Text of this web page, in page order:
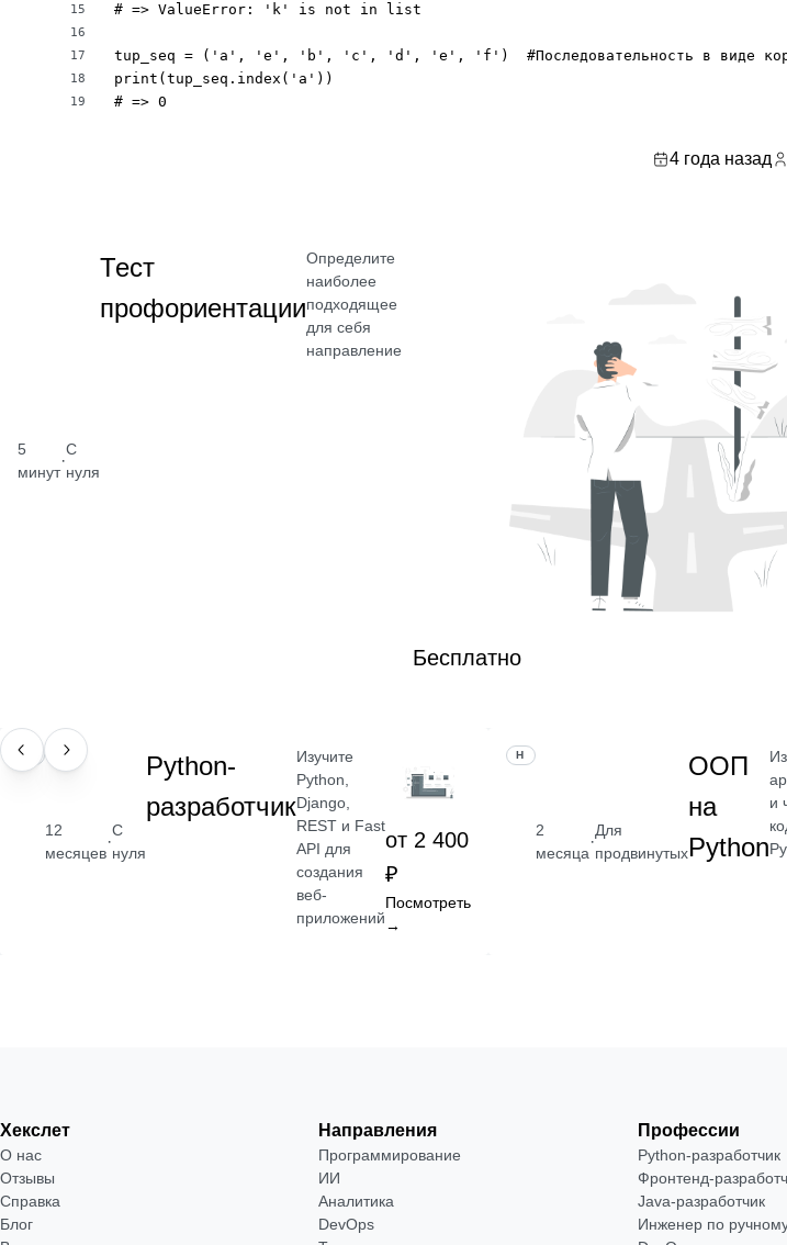
15
16
17
18
19
# => ValueError: 'k' is not in list
tup_seq = ('a', 'e', 'b', 'c', 'd', 'e', 'f')  #Последовательность в виде
print(tup_seq.index('a'))
# => 0
4 года назад
5
минут
·
С
нуля
Тест
профориентации
Определите
наиболее
подходящее
для себя
направление
Бесплатно
ПРОФЕССИЯ
12
месяцев
·
С
нуля
Python-
разработчик
Изучите
Python,
Django,
REST и Fast
API для
создания
веб-
приложений
от 2 400
₽
Посмотреть
→
НАВЫК
2
месяца
·
Для
продвинутых
ООП
на
Python
и
Хекслет
О нас
Отзывы
Справка
Блог
Направления
Программирование
ИИ
Аналитика
DevOps
Профессии
Python-разработчик
Фронтенд-
Java-разработчик
Инженер по